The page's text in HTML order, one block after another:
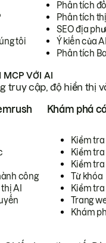
tôi
Phân tích
Phân tích
SEO địa
Ý kiến của
Phân tích
MCP VỚI AI
truy cập, độ hiển thị
công
AI
Khám phá
Kiểm
Kiểm tra
Kiểm
Từ khóa
Kiểm
Trang
Khám